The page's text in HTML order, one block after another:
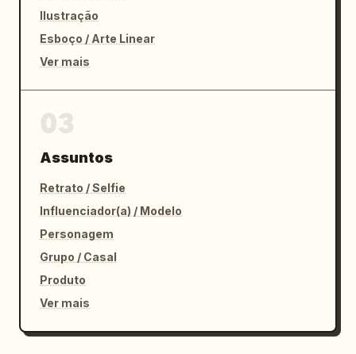
Ilustração
Esboço / Arte Linear
Ver mais
Assuntos
Retrato / Selfie
Influenciador(a) / Modelo
Personagem
Grupo / Casal
Produto
Ver mais